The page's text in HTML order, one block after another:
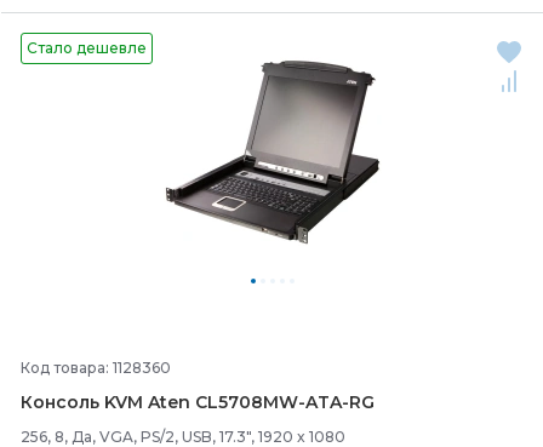
Стало дешевле
Код товара: 1128360
Консоль KVM Aten CL5708MW-ATA-RG
256, 8, Да, VGA, PS/2, USB, 17.3", 1920 x 1080